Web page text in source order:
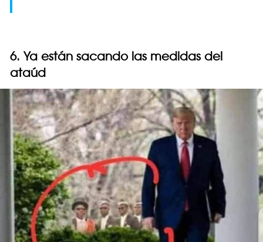
6. Ya están sacando las medidas del
ataúd